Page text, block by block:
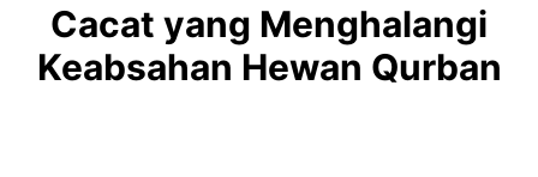
Cacat yang Menghalangi
Keabsahan Hewan Qurban